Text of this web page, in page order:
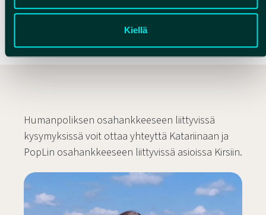
Kiellä
noin 327 000 €
Humanpoliksen osahankkeeseen liittyvissä
kysymyksissä voit ottaa yhteyttä Katariinaan ja
PopLin osahankkeeseen liittyvissä asioissa Kirsiin.